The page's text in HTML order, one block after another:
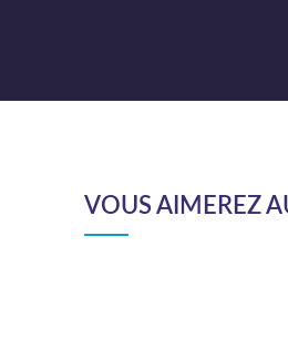
VOUS AIMEREZ